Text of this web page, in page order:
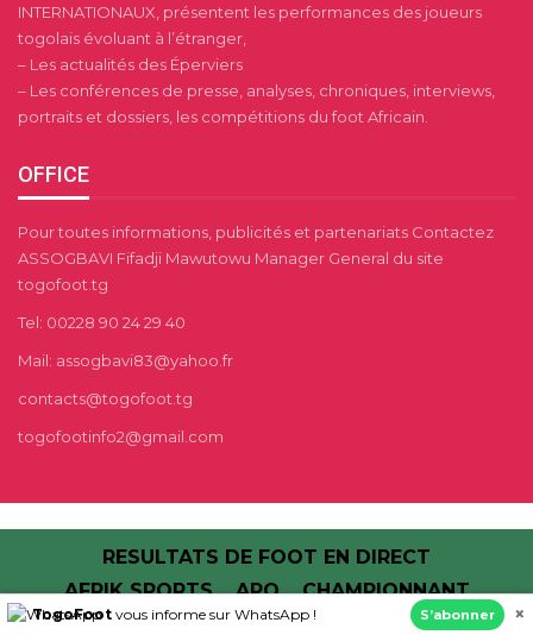
INTERNATIONAUX, présentent les performances des joueurs
togolais évoluant à l’étranger,
– Les actualités des Éperviers
– Les conférences de presse, analyses, chroniques, interviews,
portraits et dossiers, les compétitions du foot Africain.
OFFICE
Pour toutes informations, publicités et partenariats Contactez
ASSOGBAVI Fifadji Mawutowu Manager General du site
togofoot.tg
Tel: 00228 90 24 29 40
Mail: assogbavi83@yahoo.fr
contacts@togofoot.tg
togofootinfo2@gmail.com
RESULTATS DE FOOT EN DIRECT
AFRIK SPORTS
APO CHAMPIONNANT
TogoFoot vous informe sur WhatsApp ! S’abonner ×